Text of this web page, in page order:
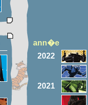
ann�e
2022
2021